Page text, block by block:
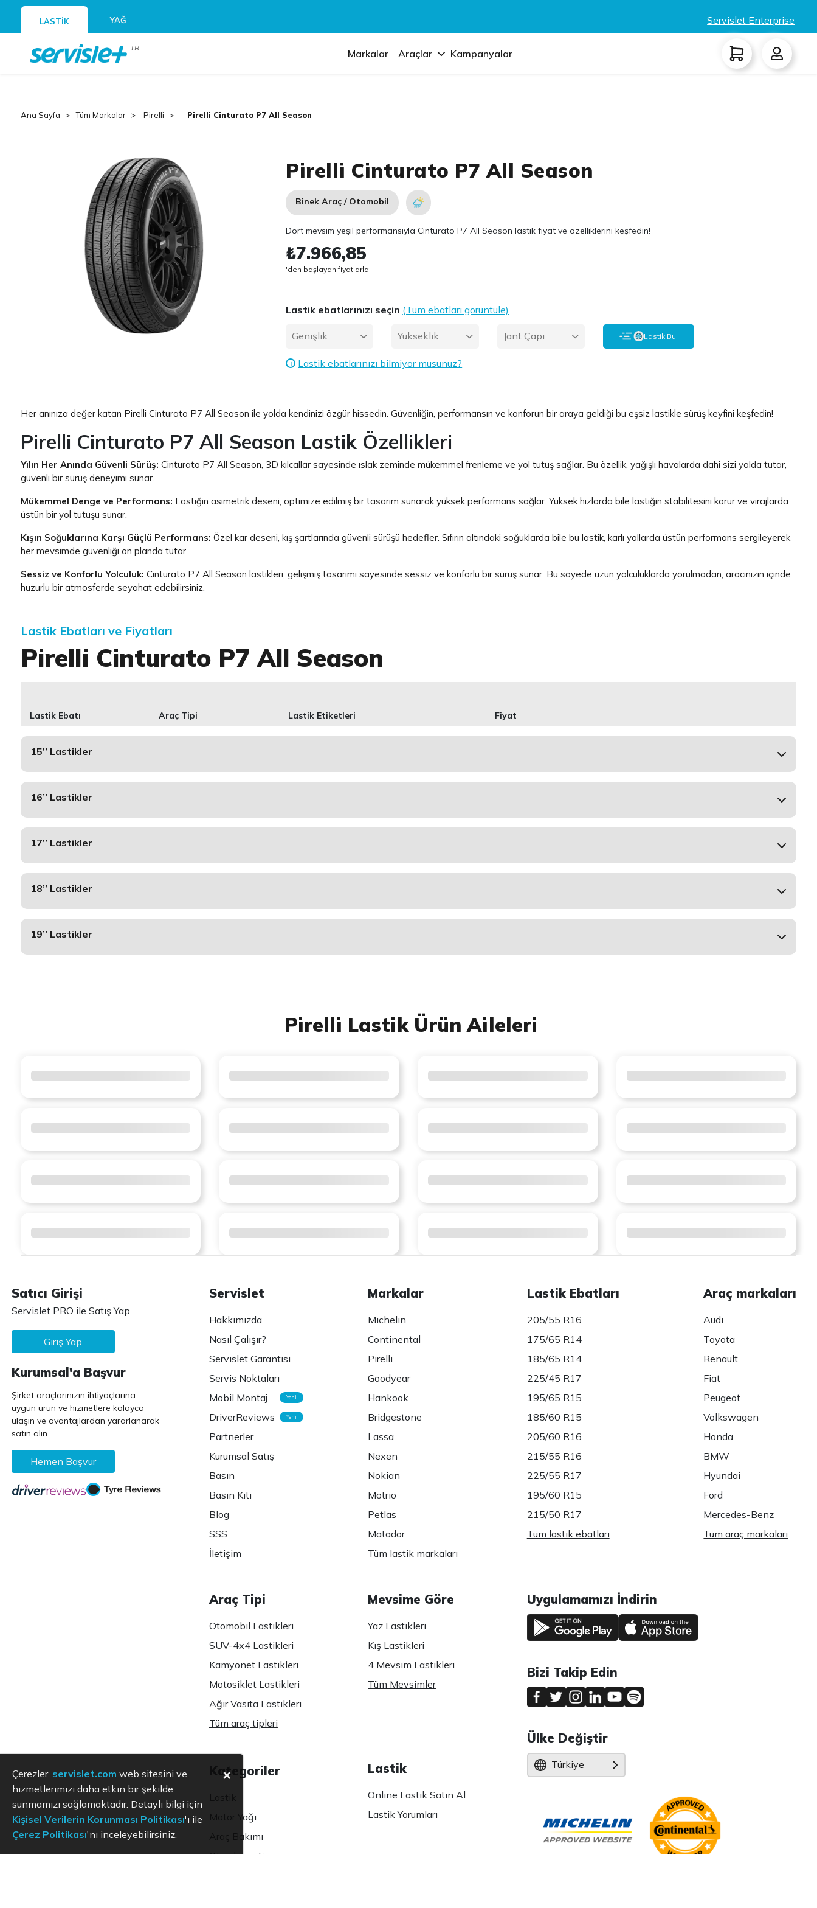
LASTİK YAĞ Servislet Enterprise
TR Markalar Araçlar Kampanyalar
Ana Sayfa Tüm Markalar Pirelli Pirelli Cinturato P7 All Season
Pirelli Cinturato P7 All Season
Binek Araç / Otomobil
Dört mevsim yeşil performansıyla Cinturato P7 All Season lastik fiyat ve özelliklerini keşfedin!
₺7.966,85
'den başlayan fiyatlarla
Lastik ebatlarınızı seçin (Tüm ebatları görüntüle)
Genişlik Yükseklik Jant Çapı Lastik Bul
i Lastik ebatlarınızı bilmiyor musunuz?
Her anınıza değer katan Pirelli Cinturato P7 All Season ile yolda kendinizi özgür hissedin. Güvenliğin, performansın ve konforun bir araya geldiği bu eşsiz lastikle sürüş keyfini keşfedin!
Pirelli Cinturato P7 All Season Lastik Özellikleri
Yılın Her Anında Güvenli Sürüş: Cinturato P7 All Season, 3D kılcallar sayesinde ıslak zeminde mükemmel frenleme ve yol tutuş sağlar. Bu özellik, yağışlı havalarda dahi sizi yolda tutar,
güvenli bir sürüş deneyimi sunar.
Mükemmel Denge ve Performans: Lastiğin asimetrik deseni, optimize edilmiş bir tasarım sunarak yüksek performans sağlar. Yüksek hızlarda bile lastiğin stabilitesini korur ve virajlarda
üstün bir yol tutuşu sunar.
Kışın Soğuklarına Karşı Güçlü Performans: Özel kar deseni, kış şartlarında güvenli sürüşü hedefler. Sıfırın altındaki soğuklarda bile bu lastik, karlı yollarda üstün performans sergileyerek
her mevsimde güvenliği ön planda tutar.
Sessiz ve Konforlu Yolculuk: Cinturato P7 All Season lastikleri, gelişmiş tasarımı sayesinde sessiz ve konforlu bir sürüş sunar. Bu sayede uzun yolculuklarda yorulmadan, aracınızın içinde
huzurlu bir atmosferde seyahat edebilirsiniz.
Lastik Ebatları ve Fiyatları
Pirelli Cinturato P7 All Season
Lastik Ebatı Araç Tipi Lastik Etiketleri Fiyat
15’’ Lastikler
16’’ Lastikler
17’’ Lastikler
18’’ Lastikler
19’’ Lastikler
Pirelli Lastik Ürün Aileleri
Satıcı Girişi
Servislet PRO ile Satış Yap
Giriş Yap
Kurumsal'a Başvur
Şirket araçlarınızın ihtiyaçlarına
uygun ürün ve hizmetlere kolayca
ulaşın ve avantajlardan yararlanarak
satın alın.
Hemen Başvur
Servislet
Hakkımızda
Nasıl Çalışır?
Servislet Garantisi
Servis Noktaları
Mobil Montaj
Yeni
DriverReviews Yeni
Partnerler
Kurumsal Satış
Basın
Basın Kiti
Blog
SSS
İletişim
Markalar
Michelin
Continental
Pirelli
Goodyear
Hankook
Bridgestone
Lassa
Nexen
Nokian
Motrio
Petlas
Matador
Tüm lastik markaları
Lastik Ebatları
205/55 R16
175/65 R14
185/65 R14
225/45 R17
195/65 R15
185/60 R15
205/60 R16
215/55 R16
225/55 R17
195/60 R15
215/50 R17
Tüm lastik ebatları
Araç markaları
Audi
Toyota
Renault
Fiat
Peugeot
Volkswagen
Honda
BMW
Hyundai
Ford
Mercedes-Benz
Tüm araç markaları
Araç Tipi
Otomobil Lastikleri
SUV-4x4 Lastikleri
Kamyonet Lastikleri
Motosiklet Lastikleri
Ağır Vasıta Lastikleri
Tüm araç tipleri
Kategoriler
Motor Yağı
Araç Bakımı
Oto ekspertiz
Mevsime Göre
Yaz Lastikleri
Kış Lastikleri
4 Mevsim Lastikleri
Tüm Mevsimler
Lastik
Online Lastik Satın Al
Lastik Yorumları
Uygulamamızı İndirin
Bizi Takip Edin
Ülke Değiştir
Türkiye
Çerezler, servislet.com web sitesini ve
hizmetlerimizi daha etkin bir şekilde
sunmamızı sağlamaktadır. Detaylı bilgi için
Kişisel Verilerin Korunması Politikası'ı ile
Çerez Politikası'nı inceleyebilirsiniz.
×